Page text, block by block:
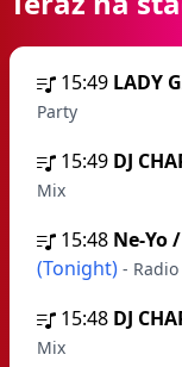
15:49 LADY
Party
15:49 DJ
Mix
15:48 Ne-Yo
(Tonight) - Radio
15:48 DJ
Mix